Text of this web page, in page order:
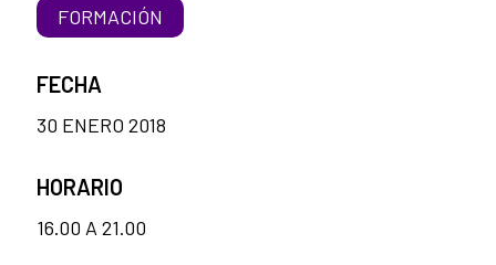
FORMACIÓN
FECHA
30 ENERO 2018
HORARIO
16.00 A 21.00